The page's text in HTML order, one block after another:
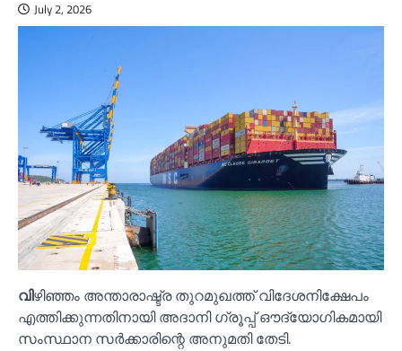
July 2, 2026
വിഴിഞ്ഞം അന്താരാഷ്ട്ര തുറമുഖത്ത് വിദേശനിക്ഷേപം
എത്തിക്കുന്നതിനായി അദാനി ഗ്രൂപ്പ് ഔദ്യോഗികമായി
സംസ്ഥാന സര്‍ക്കാരിന്റെ അനുമതി തേടി.